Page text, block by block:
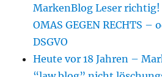
MarkenBlog Leser
OMAS GEGEN RECHTS –
DSGVO
Heute vor 18 Jahren –